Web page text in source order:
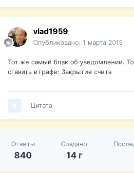
vlad1959
Опубликовано: 1 марта 2015
Тот же самый блак об уведомлении.
ставить в графе: Закрытие счета
Цитата
Ответы
840
Создано
14 г